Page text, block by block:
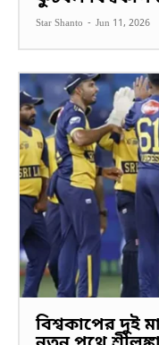
Star Shanto - Jun 11, 2026
বিশ্বকাপের দুই